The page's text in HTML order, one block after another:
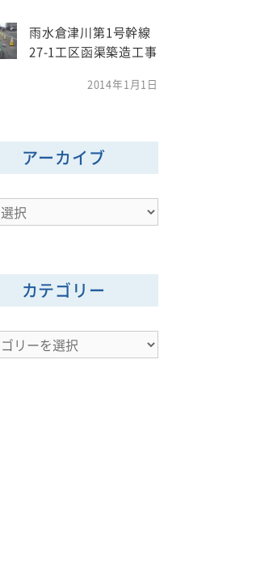
雨水倉津川第1号幹線
27-1工区函渠築造工事
2014年1月1日
アーカイブ
カテゴリー